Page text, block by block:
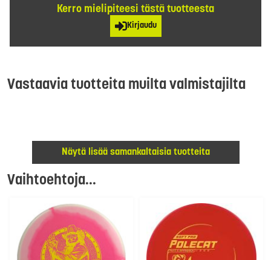
Kerro mielipiteesi tästä tuotteesta
Kirjaudu
Vastaavia tuotteita muilta valmistajilta
Näytä lisää samankaltaisia tuotteita
Vaihtoehtoja...